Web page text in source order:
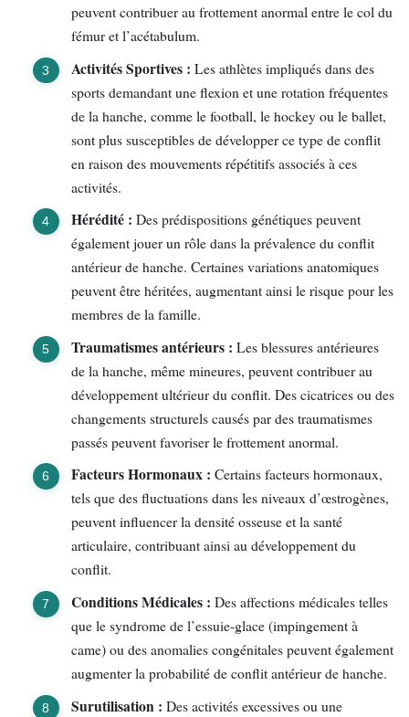
peuvent contribuer au frottement anormal entre le col du
fémur et l’acétabulum.
Activités Sportives : Les athlètes impliqués dans des
sports demandant une flexion et une rotation fréquentes
de la hanche, comme le football, le hockey ou le ballet,
sont plus susceptibles de développer ce type de conflit
en raison des mouvements répétitifs associés à ces
activités.
Hérédité : Des prédispositions génétiques peuvent
également jouer un rôle dans la prévalence du conflit
antérieur de hanche. Certaines variations anatomiques
peuvent être héritées, augmentant ainsi le risque pour les
membres de la famille.
Traumatismes antérieurs : Les blessures antérieures
de la hanche, même mineures, peuvent contribuer au
développement ultérieur du conflit. Des cicatrices ou des
changements structurels causés par des traumatismes
passés peuvent favoriser le frottement anormal.
Facteurs Hormonaux : Certains facteurs hormonaux,
tels que des fluctuations dans les niveaux d’œstrogènes,
peuvent influencer la densité osseuse et la santé
articulaire, contribuant ainsi au développement du
conflit.
Conditions Médicales : Des affections médicales telles
que le syndrome de l’essuie-glace (impingement à
came) ou des anomalies congénitales peuvent également
augmenter la probabilité de conflit antérieur de hanche.
Surutilisation : Des activités excessives ou une